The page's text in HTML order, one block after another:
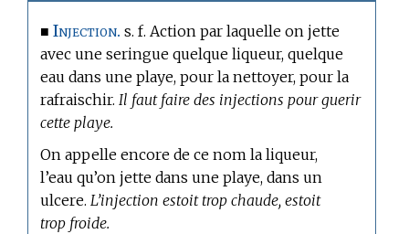
■Injection. s. f. Action par laquelle on jette
avec une seringue quelque liqueur, quelque
eau dans une playe, pour la nettoyer, pour la
rafraischir. Il faut faire des injections pour guerir
cette playe.
On appelle encore de ce nom la liqueur,
l’eau qu’on jette dans une playe, dans un
ulcere.L’injection estoit trop chaude, estoit
trop froide.